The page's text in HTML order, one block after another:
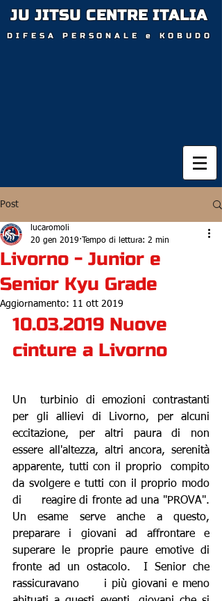
JU JITSU CENTRE ITALIA
DIFESA PERSONALE e KOBUDO
Post
Livorno - Junior e
Senior Kyu Grade
lucaromoli
20 gen 2019
Tempo di lettura: 2 min
Aggiornamento: 11 ott 2019
10.03.2019 Nuove
cinture a Livorno
Un  turbinio di emozioni contrastanti
per gli allievi di Livorno, per alcuni
eccitazione, per altri paura di non
essere all'altezza, altri ancora, serenità
apparente, tutti con il proprio  compito
da svolgere e tutti con il proprio modo
di     reagire di fronte ad una "PROVA".
Un esame serve anche a questo,
preparare i giovani ad affrontare e
superare le proprie paure emotive di
fronte ad un ostacolo.  I Senior che
rassicuravano     i più giovani e meno